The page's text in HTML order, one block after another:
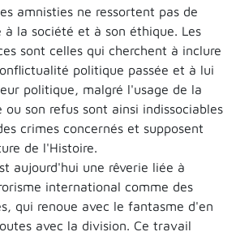
amnisties ne ressortent pas de
la société et à son éthique. Les
sont celles qui cherchent à inclure
politique passée et à lui
politique, malgré l'usage de la
son refus sont ainsi indissociables
crimes concernés et supposent
de l'Histoire.
aujourd'hui une rêverie liée à
international comme des
qui renoue avec le fantasme d'en
avec la division. Ce travail